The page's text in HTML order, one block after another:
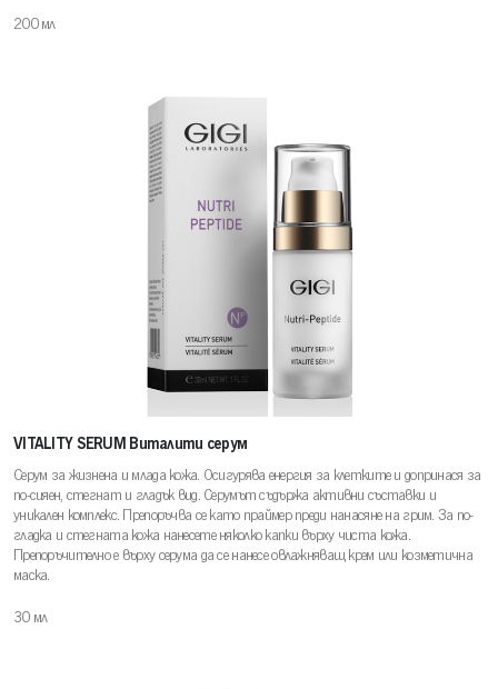
200 мл
VITALITY SERUM Виталити серум
Серум за жизнена и млада кожа. Осигурява енергия за клетките и допринася за
по-сияен, стегнат и гладък вид. Серумът съдържа активни съставки и
уникален комплекс. Препоръчва се като праймер преди нанасяне на грим. За по-
гладка и стегната кожа нанесете няколко капки върху чиста кожа.
Препоръчително е върху серума да се нанесе овлажняващ крем или козметична
маска.
30 мл